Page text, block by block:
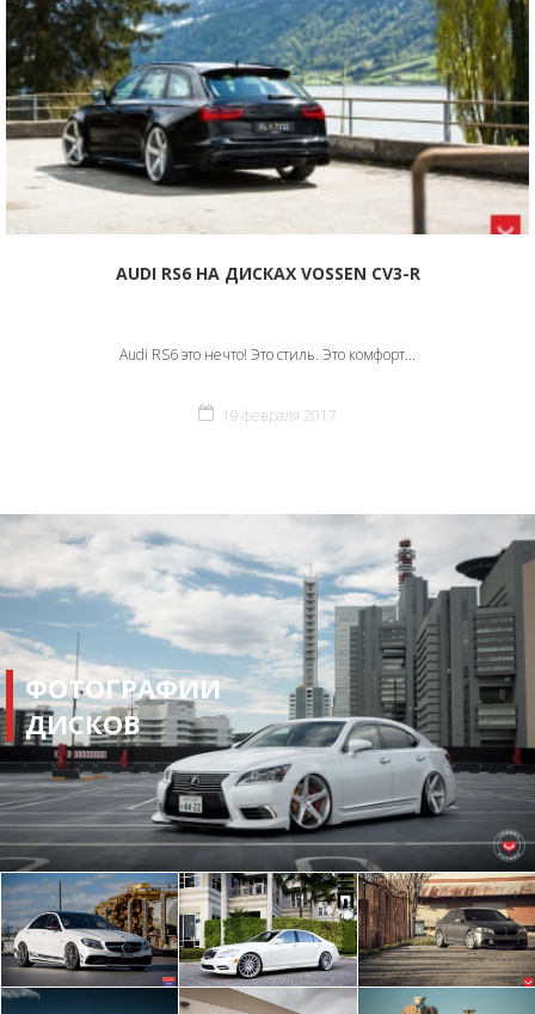
AUDI RS6 НА ДИСКАХ VOSSEN CV3-R
Audi RS6 это нечто! Это стиль. Это комфорт...
19 февраля 2017
ФОТОГРАФИИ
ДИСКОВ